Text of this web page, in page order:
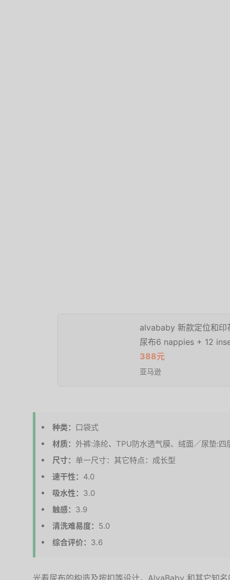
alvababy 新款定位和印
尿布6 nappies + 12
388元
亚马逊
种类：
口袋式
材质： 外裤:涤纶、TPU防水透气膜、绒面／尿垫:四
尺寸： 单一尺寸：其它特点：成长型
速干性： 4.0
吸水性： 3.0
触感： 3.9
清洗难易度： 5.0
综合评价： 3.6
光看尿布的构造及按扣等设计，AlvaBaby 和其它知